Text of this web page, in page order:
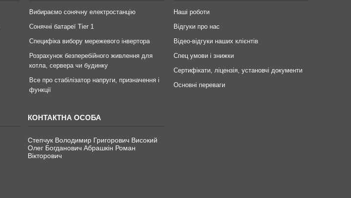
Вибираємо сонячну електростанцію
Сонячні батареї Tier 1
Специфіка вибору мережевого інвертора
Розрахунок безперебійного живлення для
котла, сервера чи будинку
Все про стабілізатор напруги, призначення і
функції
Наші роботи
Відгуки про нас
Відео-відгуки наших клієнтів
Спец умови і знижки
Сертифікати, ліцензія, установчі документи
Основні переваги
Степчук Володимир Григорович Високий
Олег Богданович Абрашкін Роман
Вікторович